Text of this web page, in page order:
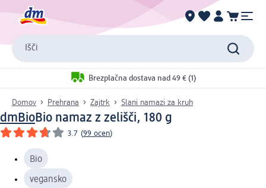
Išči
Brezplačna dostava nad 49 € (1)
Domov Prehrana Zajtrk Slani namazi za kruh
dmBioBio namaz z zelišči, 180 g
3.7 (99 ocen)
Bio
vegansko